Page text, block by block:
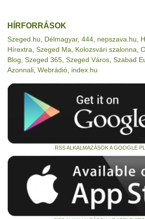
HÍRFORRÁSOK
Szeged.hu Délmagyar, 444 nepszava.hu
Hírextra Szeged Ma Kolozsvári szalonna
Blog Szeged 365 Szeged Város Szabad
Azonnali Webrádió index.hu
RSS ALKALMAZÁSOK A GOOGLE